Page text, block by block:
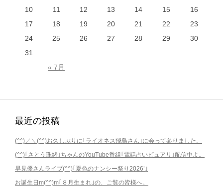
« 7月
10 11 12 13 14 15
16
17
18 19 20 21 22
23
24
25 26 27 28 29
30
31
最近の投稿
(^^)／＼(^^)お久しぶりに｢ライオネス飛鳥さん｣に会って参りました。
(^^)｢さとう珠緒｣ちゃんのYouTube番組｢電話占いピュアリ｣配信中よ。
早見優さんライブ(^^)｢夏色のナンシー祭り2026’｣
お誕生日m(^^)m｢８月生まれ｣の、ご覧の皆様へ。